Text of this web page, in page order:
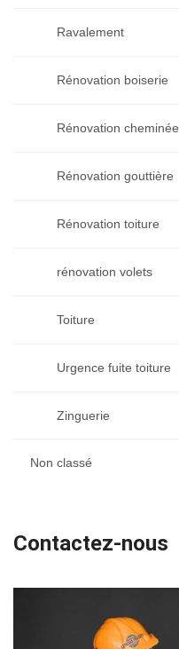
Ravalement
Rénovation boiserie
Rénovation cheminée
Rénovation gouttière
Rénovation toiture
rénovation volets
Toiture
Urgence fuite toiture
Zinguerie
Non classé
Contactez-nous